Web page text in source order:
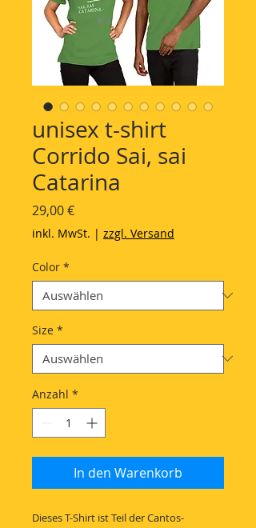
unisex t-shirt
Corrido Sai, sai
Catarina
29,00 €Preis
inkl. MwSt. | zzgl. Versand
Color *
Size *
Anzahl *
In den Warenkorb
Dieses T-Shirt ist Teil der Cantos-